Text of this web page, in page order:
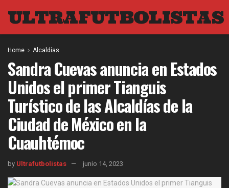
ULTRAFUTBOLISTAS
Home Alcaldías
Sandra Cuevas anuncia en Estados
Unidos el primer Tianguis
Turístico de las Alcaldías de la
Ciudad de México en la
Cuauhtémoc
by Ultrafutbolistas junio 14, 2023